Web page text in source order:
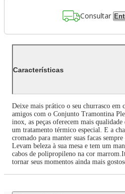
Consultar
Características
Deixe mais prático o seu churrasco em
amigos com o Conjunto Tramontina
inox, as peças oferecem mais
um tratamento térmico especial. E a
cromado para manter suas facas
Levam beleza à sua mesa e tem um
cabos de polipropileno na cor
tornar seus momentos ainda mais